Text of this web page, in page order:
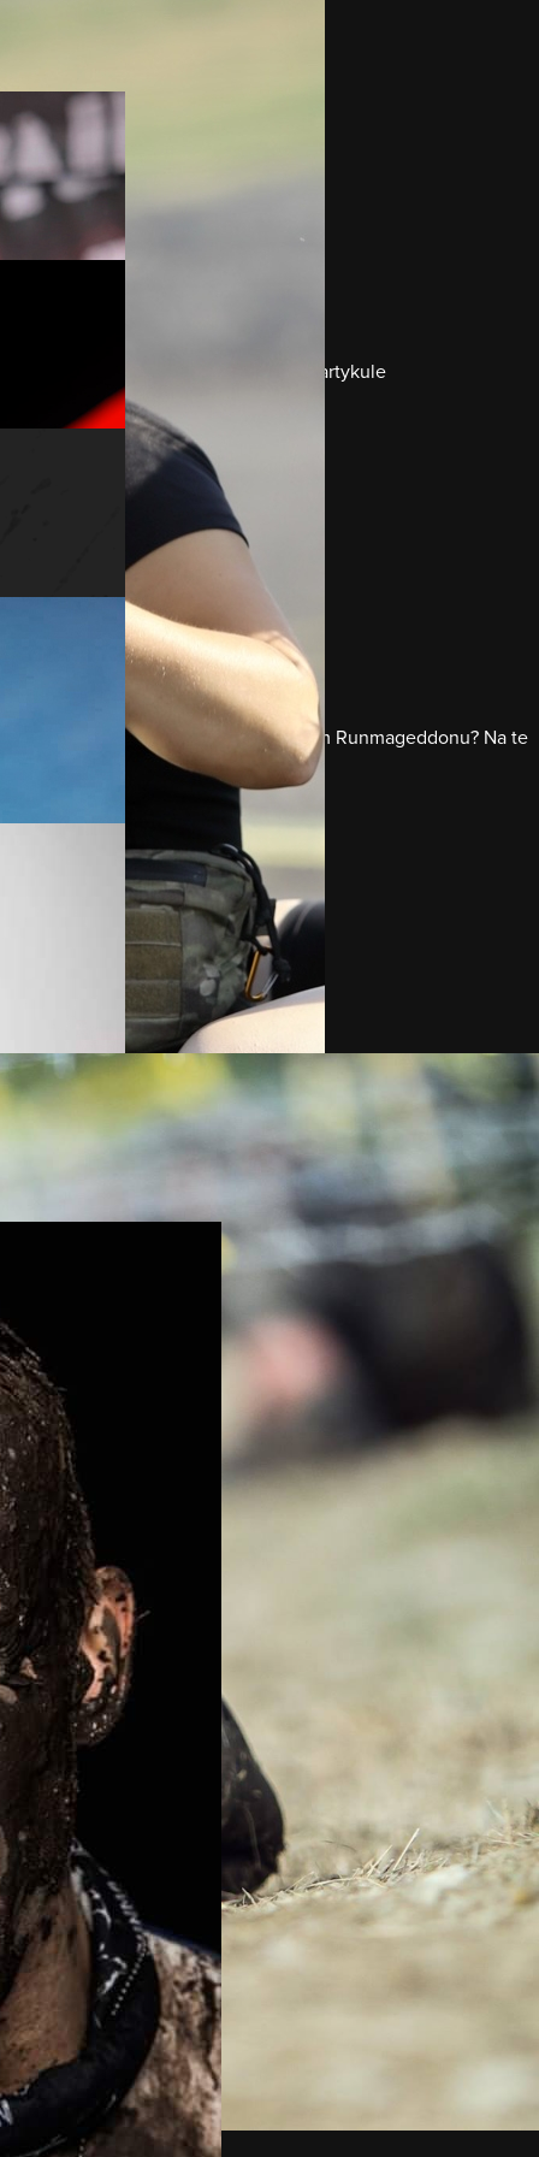
pytania, odpowiadamy w niniejszym artykule
do pozytywnych zmian!
z pomysłem na siebie!
Czy zostanie ambasadorem Runmageddonu? Na te